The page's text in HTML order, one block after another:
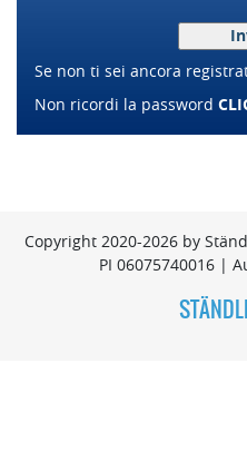
Se non ti sei ancora
Non ricordi la password
Copyright 2020-2026 by
PI 06075740016 |